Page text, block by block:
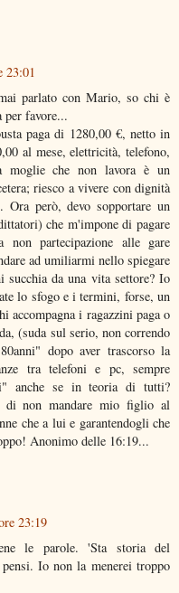
23:01
parlato con Mario, so chi è
favore...
paga di 1280,00 €, netto in
al mese, elettricità, telefono,
moglie che non lavora è un
riesco a vivere con dignità
però, devo sopportare un
che m'impone di pagare
partecipazione alle gare
ad umiliarmi nello spiegare
succhia da una vita settore? Io
lo sfogo e i termini, forse, un
accompagna i ragazzini paga o
(suda sul serio, non correndo
dopo aver trascorso la
tra telefoni e pc, sempre
anche se in teoria di tutti?
non mandare mio figlio al
che a lui e garantendogli che
Anonimo delle 16:19...
23:19
le parole. 'Sta storia del
Io non la menerei troppo